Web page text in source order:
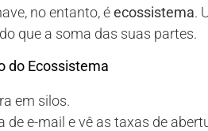
no entanto, éecossistema.
que a soma das suas partes.
do Ecossistema
em silos.
e-mail e vê as taxas de